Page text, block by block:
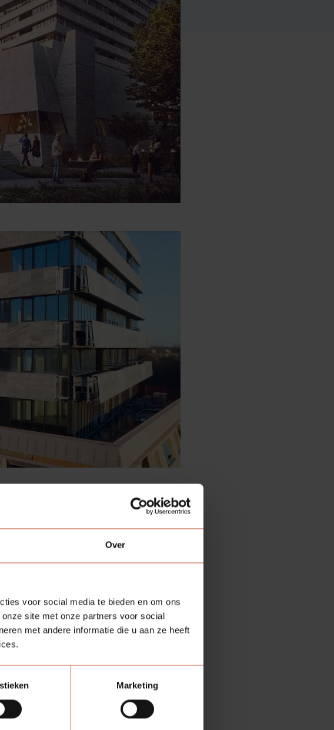
Over
voor social media te bieden en om ons
site met onze partners voor social
met andere informatie die u aan ze heeft
Marketing
wonen in Eindhoven. De woontoren
In de toren bevinden zich
uitzicht over de stad. In totaal
is er op de begane grond een
m2) die onderdeel willen uitmaken